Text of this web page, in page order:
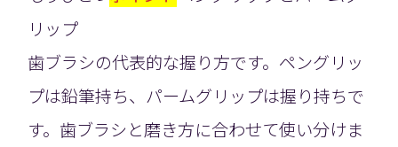
リップ
歯ブラシの代表的な握り方です。ペングリッ
プは鉛筆持ち、パームグリップは握り持ちで
す。歯ブラシと磨き方に合わせて使い分けま